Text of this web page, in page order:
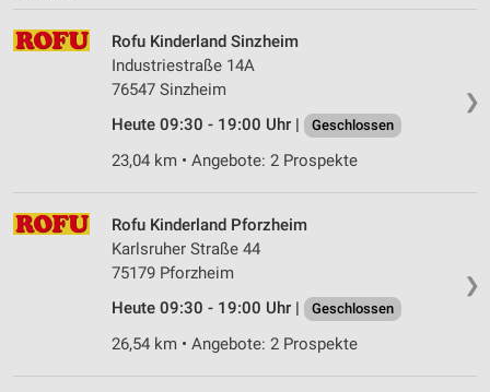
❯
Rofu Kinderland Sinzheim
Industriestraße 14A
76547 Sinzheim
Heute 09:30 - 19:00 Uhr |
Geschlossen
23,04 km • Angebote: 2 Prospekte
❯
Rofu Kinderland Pforzheim
Karlsruher Straße 44
75179 Pforzheim
Heute 09:30 - 19:00 Uhr |
Geschlossen
26,54 km • Angebote: 2 Prospekte